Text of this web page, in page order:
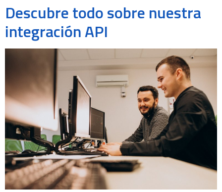
Descubre todo sobre nuestra
integración API